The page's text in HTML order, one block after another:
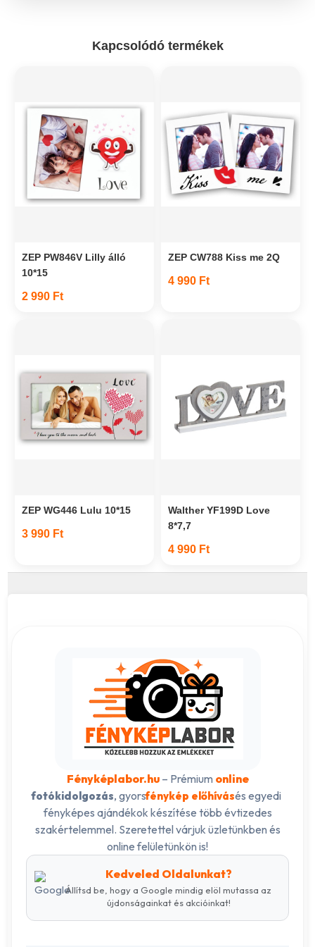
Kapcsolódó termékek
ZEP PW846V Lilly álló
10*15
2 990 Ft
ZEP CW788 Kiss me 2Q
4 990 Ft
ZEP WG446 Lulu 10*15
3 990 Ft
Walther YF199D Love
8*7,7
4 990 Ft
Fényképlabor.hu– Prémium online
fotókidolgozás, gyorsfénykép előhívásés egyedi
fényképes ajándékok készítése több évtizedes
szakértelemmel. Szeretettel várjuk üzletünkben és
online felületünkön is!
Kedveled Oldalunkat?
Állítsd be, hogy a Google mindig elöl mutassa az
újdonságainkat és akcióinkat!